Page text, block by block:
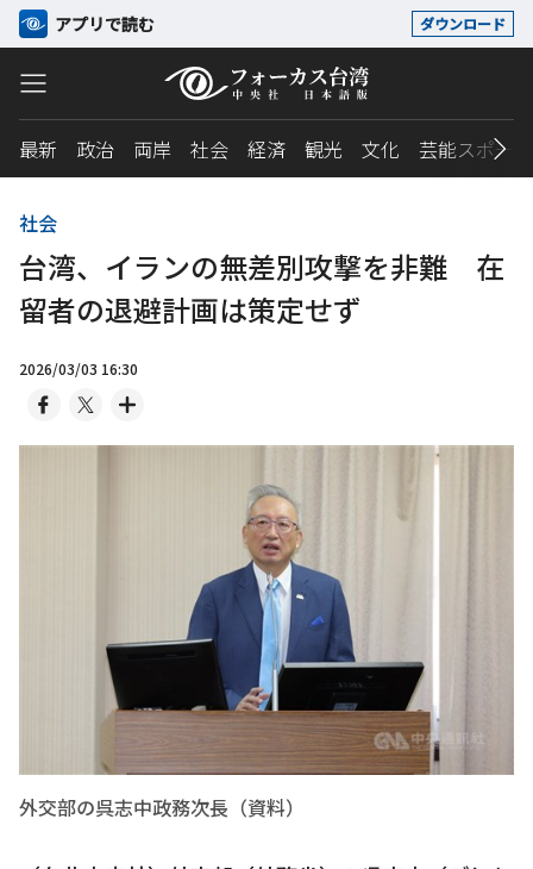
アプリで読む ダウンロード
最新 政治 両岸 社会 経済 観光 文化 芸能スポーツ
社会
台湾、イランの無差別攻撃を非難 在
留者の退避計画は策定せず
2026/03/03 16:30
外交部の呉志中政務次長（資料）